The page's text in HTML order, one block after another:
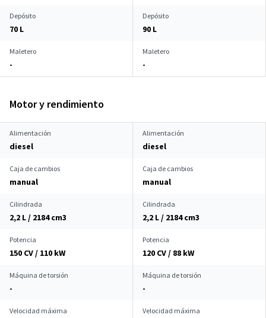
Depósito
70 L
Depósito
90 L
Maletero
-
Maletero
-
Motor y rendimiento
Alimentación
diesel
Alimentación
diesel
Caja de cambios
manual
Caja de cambios
manual
Cilindrada
2,2 L / 2184 cm3
Cilindrada
2,2 L / 2184 cm3
Potencia
150 CV / 110 kW
Potencia
120 CV / 88 kW
Máquina de torsión
-
Máquina de torsión
-
Velocidad máxima Velocidad máxima